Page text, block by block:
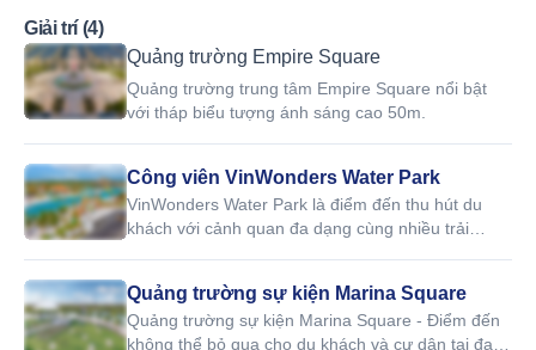
Giải trí (4)
Quảng trường Empire Square
Quảng trường trung tâm Empire Square nổi bật
với tháp biểu tượng ánh sáng cao 50m.
Công viên VinWonders Water Park
VinWonders Water Park là điểm đến thu hút du
khách với cảnh quan đa dạng cùng nhiều trải
Quảng trường sự kiện Marina Square
Quảng trường sự kiện Marina Square - Điểm đến
không thể bỏ qua cho du khách và cư dân tại đại